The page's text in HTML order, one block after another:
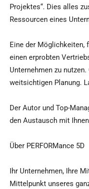
Projektes“. Dies alles
Ressourcen eines
Eine der Möglichkeiten,
einen erprobten
Unternehmen zu
weitsichtigen Planung.
Der Autor und Top-
den Austausch mit
Über PERFORMance 5D
Ihr Unternehmen, Ihre
Mittelpunkt unseres